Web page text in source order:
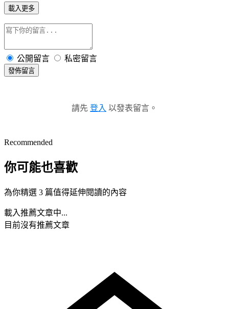
載入更多
公開留言 私密留言
發佈留言
請先 登入 以發表留言。
Recommended
你可能也喜歡
為你精選 3 篇值得延伸閱讀的內容
載入推薦文章中...
目前沒有推薦文章